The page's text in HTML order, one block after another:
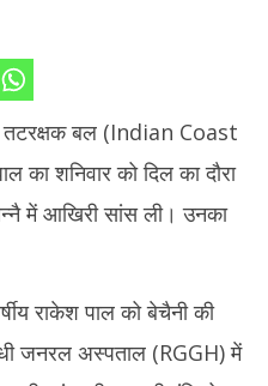
का दिल का दौरा पड़ने से निधन,
तटरक्षक बल (Indian Coast
शनिवार को दिल का दौरा
में आखिरी सांस ली। उनका
राकेश पाल को बेचैनी की
जनरल अस्पताल (RGGH) में